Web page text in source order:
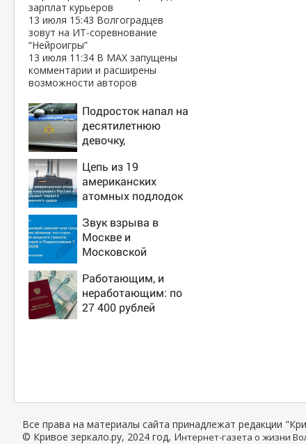
зарплат курьеров
13 июля 15:43 Волгоградцев
зовут на ИТ‑соревнование
“Нейроигры”
13 июля 11:34 В МАХ запущены
комментарии и расширены
возможности авторов
Подросток напал на
десятилетнюю
девочку,
квартиру
Цепь из 19
американских
атомных подлодок
и Китай: это
инструмент первого
массированного
Звук взрыва в
Москве и
Московской
2026 года: Причины,
источник, откуда
был громкий хлопок
Работающим, и
неработающим: по
27 400 рублей
Все права на материалы сайта принадлежат редакции
© Кривое зеркало.ру, 2024 год, Интернет-газета о жизни